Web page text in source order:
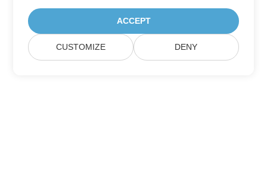
ACCEPT
CUSTOMIZE DENY